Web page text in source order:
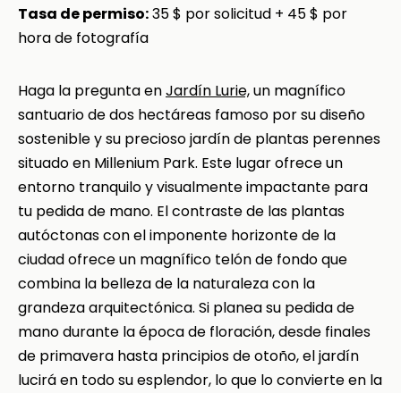
Tasa de permiso:35 $ por solicitud + 45 $ por
hora de fotografía
Haga la pregunta enJardín Lurie,un magnífico
santuario de dos hectáreas famoso por su diseño
sostenible y su precioso jardín de plantas perennes
situado en Millenium Park. Este lugar ofrece un
entorno tranquilo y visualmente impactante para
tu pedida de mano. El contraste de las plantas
autóctonas con el imponente horizonte de la
ciudad ofrece un magnífico telón de fondo que
combina la belleza de la naturaleza con la
grandeza arquitectónica. Si planea su pedida de
mano durante la época de floración, desde finales
de primavera hasta principios de otoño, el jardín
lucirá en todo su esplendor, lo que lo convierte en la